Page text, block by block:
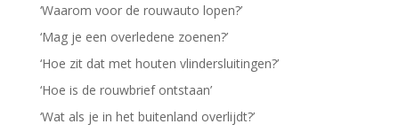
‘Waarom voor de rouwauto lopen?’
‘Mag je een overledene zoenen?’
‘Hoe zit dat met houten vlindersluitingen?’
‘Hoe is de rouwbrief ontstaan’
‘Wat als je in het buitenland overlijdt?’